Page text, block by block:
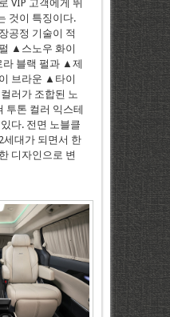
VIP 고객에게 뛰
것이 특징이다.
공정 기술이 적
▲스노우 화이
라 블랙 펄과 ▲제
브라운 ▲타이
러가 조합된 노
투톤 컬러 익스테
다. 전면 노블클
세대가 되면서 한
디자인으로 변